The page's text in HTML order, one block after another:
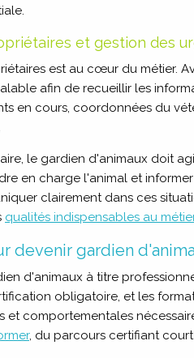
et gestion des
est au cœur du métier.
afin de recueillir les
en cours, coordonnées du
le gardien d'animaux doit
en charge l'animal et
clairement dans ces
qualités indispensables au
devenir gardien
d'animaux à titre
obligatoire, et les
et comportementales
, du parcours certifiant